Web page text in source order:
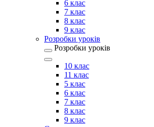
6 клас
7 клас
8 клас
9 клас
Розробки уроків
Розробки уроків
10 клас
11 клас
5 клас
6 клас
7 клас
8 клас
9 клас